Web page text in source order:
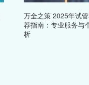
万全之策 2025年试
荐指南：专业服务与
析